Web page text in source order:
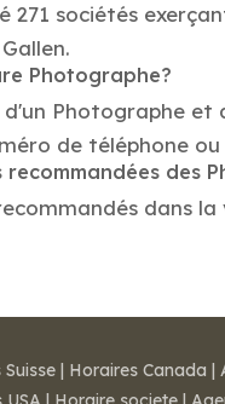
271 sociétés
Photographe?
Photographe et
de téléphone
recommandées des
dans
| Horaires Canada |